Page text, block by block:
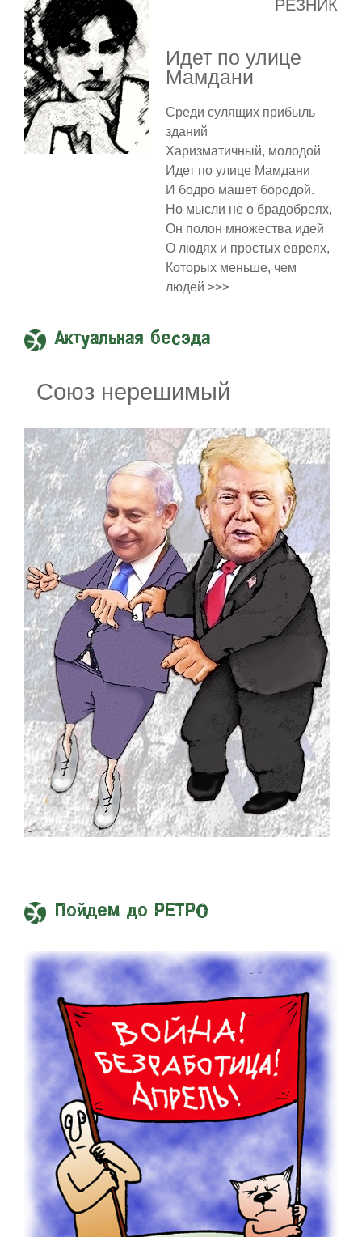
РЕЗНИК
Идет по улице
Мамдани
Среди сулящих прибыль
зданий
Харизматичный, молодой
Идет по улице Мамдани
И бодро машет бородой.
Но мысли не о брадобреях,
Он полон множества идей
О людях и простых евреях,
Которых меньше, чем
людей >>>
Актуальная бесэда
Союз нерешимый
Пойдем до РЕТРО